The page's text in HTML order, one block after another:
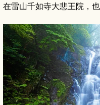
在雷山千如寺大悲王院，